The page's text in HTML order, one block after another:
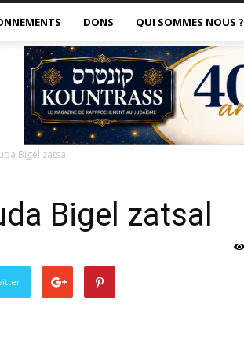
DONS QUI SOMMES NOUS ?
Bigel zatsal
Bigel zatsal